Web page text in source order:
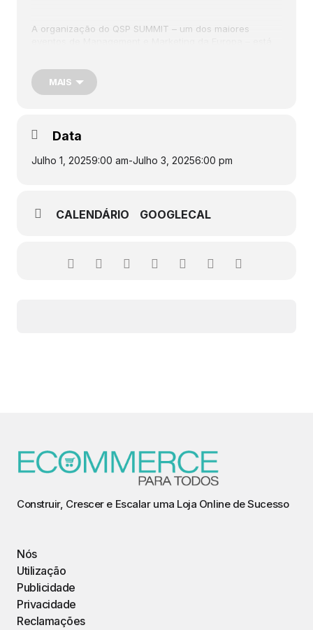
A organização do QSP SUMMIT – um dos maiores
exposição dinâmica, pode contar com uma experiência
única.
MAIS
Data
Julho 1, 20259:00 am-Julho 3, 20256:00 pm
CALENDÁRIO GOOGLECAL
Construir, Crescer e Escalar uma Loja Online de Sucesso
Nós
Utilização
Publicidade
Privacidade
Reclamações